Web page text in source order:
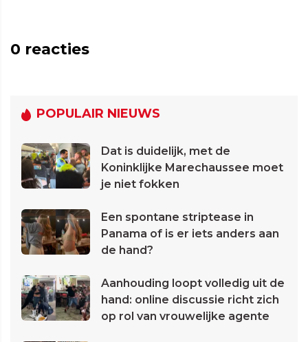
0 reacties
POPULAIR NIEUWS
Dat is duidelijk, met de
Koninklijke Marechaussee moet
je niet fokken
Een spontane striptease in
Panama of is er iets anders aan
de hand?
Aanhouding loopt volledig uit de
hand: online discussie richt zich
op rol van vrouwelijke agente